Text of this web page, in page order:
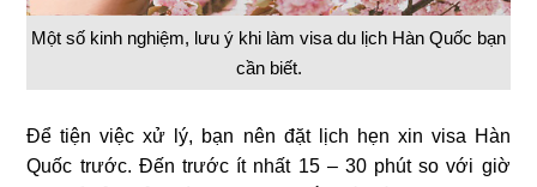
Một số kinh nghiệm, lưu ý khi làm visa du lịch Hàn Quốc bạn
cần biết.
Để tiện việc xử lý, bạn nên đặt lịch hẹn xin visa Hàn
Quốc trước. Đến trước ít nhất 15 – 30 phút so với giờ